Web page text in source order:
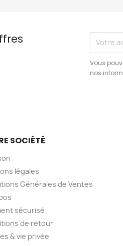
Vous
nos
SOCIÉTÉ
légales
Générales de Ventes
sécurisé
de retour
& vie privée